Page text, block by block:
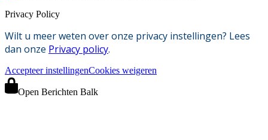
Privacy Policy
Wilt u meer weten over onze privacy instellingen? Lees
dan onze Privacy policy.
Accepteer instellingenCookies weigeren
Open Berichten Balk